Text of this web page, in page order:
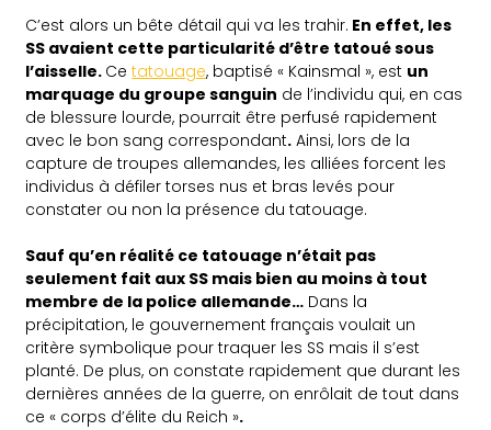
C’est alors un bête détail qui va les trahir. En effet, les
SS avaient cette particularité d’être tatoué sous
l’aisselle. Cetatouage, baptisé « Kainsmal », est un
marquage du groupe sanguin de l’individu qui, en cas
de blessure lourde, pourrait être perfusé rapidement
avec le bon sang correspondant. Ainsi, lors de la
capture de troupes allemandes, les alliées forcent les
individus à défiler torses nus et bras levés pour
constater ou non la présence du tatouage.
Sauf qu’en réalité ce tatouage n’était pas
seulement fait aux SS mais bien au moins à tout
membre de la police allemande… Dans la
précipitation, le gouvernement français voulait un
critère symbolique pour traquer les SS mais il s’est
planté. De plus, on constate rapidement que durant les
dernières années de la guerre, on enrôlait de tout dans
ce « corps d’élite du Reich ».